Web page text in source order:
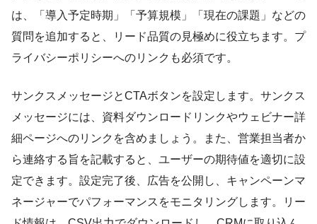
は、「導入予定時期」「予算規模」「現在の課題」などの
質問を追加すると、リード品質の見極めに役立ちます。プ
ライバシーポリシーへのリンクも必須です。
サンクスメッセージとCTAボタンを設定します。サンクス
メッセージには、資料ダウンロードリンクやウェビナー詳
細ページへのリンクを含めましょう。また、営業担当者か
ら連絡する旨を記載すると、ユーザーの期待値を適切に設
定できます。設定完了後、広告を公開し、キャンペーンマ
ネージャーでパフォーマンスをモニタリングします。リー